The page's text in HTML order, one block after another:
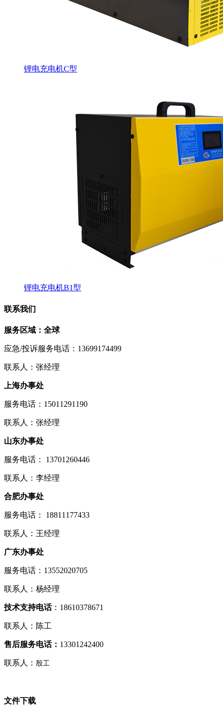
锂电充电机C型
锂电充电机B1型
联系我们
服务区域：全球
应急/投诉服务电话：13699174499
联系人：张经理
上海办事处
服务电话：15011291190
联系人：张经理
山东办事处
服务电话： 13701260446
联系人：李经理
合肥办事处
服务电话： 18811177433
联系人：王经理
广东办事处
服务电话：13552020705
联系人：杨经理
技术支持电话：18610378671
联系人：陈工
售后服务电话： 13301242400
联系人： 殷工
文件下载